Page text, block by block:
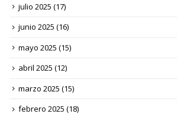
julio 2025 (17)
junio 2025 (16)
mayo 2025 (15)
abril 2025 (12)
marzo 2025 (15)
febrero 2025 (18)